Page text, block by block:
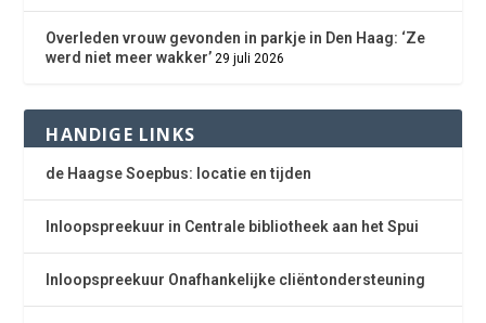
Overleden vrouw gevonden in parkje in Den Haag: ‘Ze
werd niet meer wakker’ 29 juli 2026
HANDIGE LINKS
de Haagse Soepbus: locatie en tijden
Inloopspreekuur in Centrale bibliotheek aan het Spui
Inloopspreekuur Onafhankelijke cliëntondersteuning